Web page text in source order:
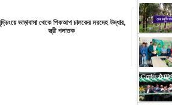
ভাড়াবাসা থেকে পিকআপ চালকের মরদেহ উদ্ধার,
স্ত্রী পলাতক